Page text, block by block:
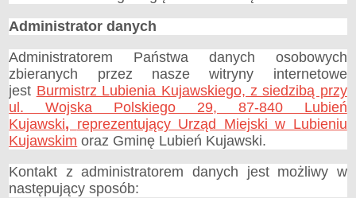
Rada Miejska
Burmistrz
Urząd miejski
Sołtysi i Rady Sołeckie
Jednostki organizacyjne
Rekrutacja pracowników
REGULAMINY
Regulamin Organizacyjny
Regulamin Pracy
Administrator danych
Administratorem Państwa danych osobowych
zbieranych przez nasze witryny internetowe
jest Burmistrz Lubienia Kujawskiego, z siedzibą przy
ul. Wojska Polskiego 29, 87-840 Lubień
Kujawski, reprezentujący Urząd Miejski w Lubieniu
Kujawskim oraz Gminę Lubień Kujawski.
Kontakt z administratorem danych jest możliwy w
następujący sposób: